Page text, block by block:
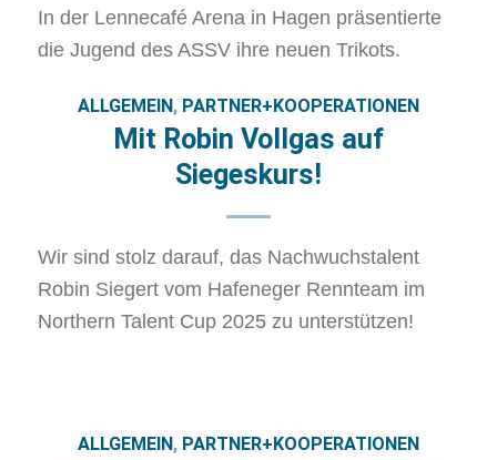
In der Lennecafé Arena in Hagen präsentierte
die Jugend des ASSV ihre neuen Trikots.
ALLGEMEIN, PARTNER+KOOPERATIONEN
Mit Robin Vollgas auf
Siegeskurs!
Wir sind stolz darauf, das Nachwuchstalent
Robin Siegert vom Hafeneger Rennteam im
Northern Talent Cup 2025 zu unterstützen!
ALLGEMEIN, PARTNER+KOOPERATIONEN